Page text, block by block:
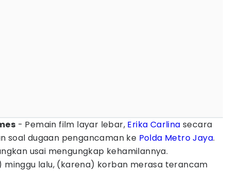
- Pemain film layar lebar, Erika Carlina secara
soal dugaan pengancaman ke Polda Metro Jaya.
usai mengungkap kehamilannya.
minggu lalu, (karena) korban merasa terancam